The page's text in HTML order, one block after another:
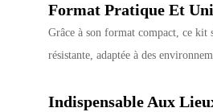
Format Pratique Et
Grâce à son format compact, ce kit
résistante, adaptée à des
Indispensable Aux